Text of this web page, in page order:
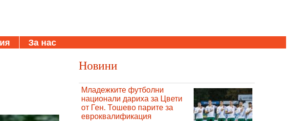
За нас
Новини
Младежките футболни
национали дариха за Цвети
от Ген. Тошево парите за
евроквалификация